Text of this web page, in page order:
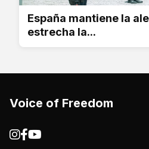
España mantiene la
estrecha la...
Voice of Freedom